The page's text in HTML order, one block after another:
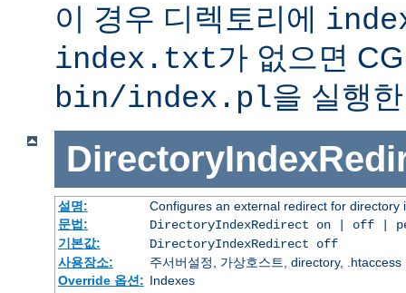
이 경우 디렉토리에
index.txt가 없으면
bin/index.pl을 실행
설명:
Configures an external redirect for directory
문법:
DirectoryIndexRedirect on | off |
기본값:
DirectoryIndexRedirect off
사용장소:
주서버설정, 가상호스트, directory, .htaccess
Override 옵션: Indexes